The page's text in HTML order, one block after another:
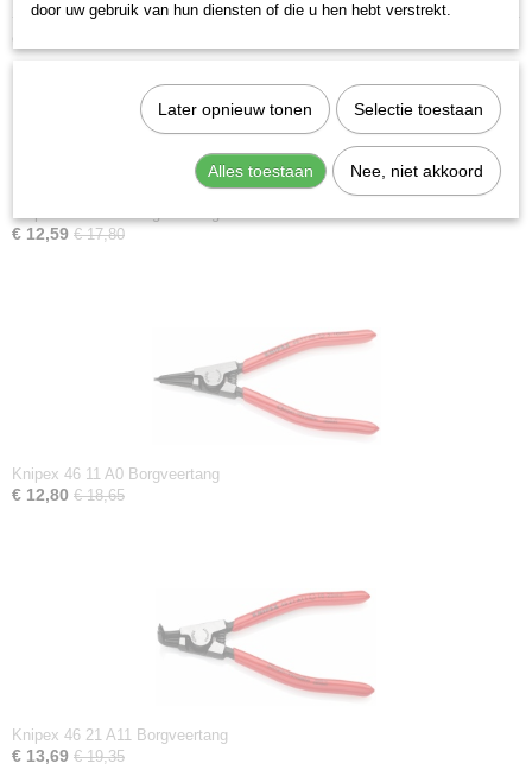
€ 12,59 € 17,80
Knipex 46 11 A0 Borgveertang
€ 12,80 € 18,65
Knipex 46 21 A11 Borgveertang
€ 13,69 € 19,35
door uw gebruik van hun diensten of die u hen hebt verstrekt.
Later opnieuw tonen Selectie toestaan
Alles toestaan Nee, niet akkoord